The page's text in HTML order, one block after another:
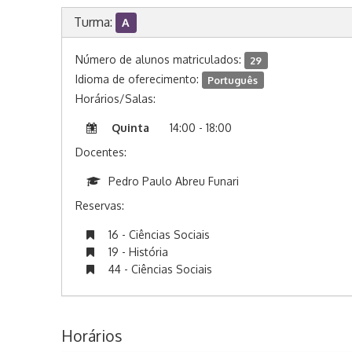
Turma: A
Número de alunos matriculados: 29
Idioma de oferecimento: Português
Horários/Salas:
Quinta
14:00 - 18:00
Docentes:
Pedro Paulo Abreu Funari
Reservas:
16 - Ciências Sociais
19 - História
44 - Ciências Sociais
Horários